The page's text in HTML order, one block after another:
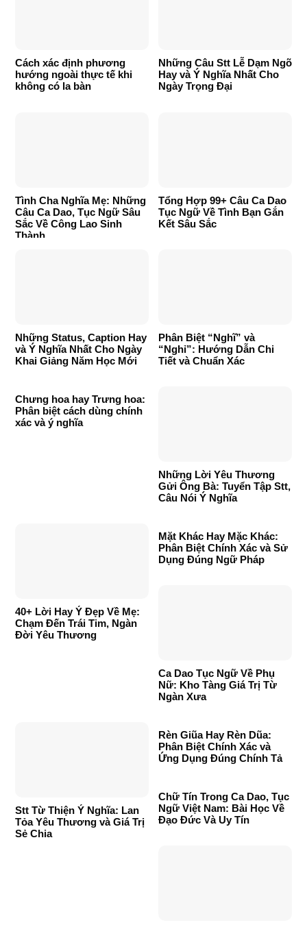
Cách xác định phương
hướng ngoài thực tế khi
không có la bàn
Những Câu Stt Lễ Dạm Ngõ
Hay và Ý Nghĩa Nhất Cho
Ngày Trọng Đại
Tình Cha Nghĩa Mẹ: Những
Câu Ca Dao, Tục Ngữ Sâu
Sắc Về Công Lao Sinh
Thành
Tổng Hợp 99+ Câu Ca Dao
Tục Ngữ Về Tình Bạn Gắn
Kết Sâu Sắc
Những Status, Caption Hay
và Ý Nghĩa Nhất Cho Ngày
Khai Giảng Năm Học Mới
Phân Biệt “Nghĩ” và
“Nghỉ”: Hướng Dẫn Chi
Tiết và Chuẩn Xác
Chưng hoa hay Trưng hoa:
Phân biệt cách dùng chính
xác và ý nghĩa
Những Lời Yêu Thương
Gửi Ông Bà: Tuyển Tập Stt,
Câu Nói Ý Nghĩa
40+ Lời Hay Ý Đẹp Về Mẹ:
Chạm Đến Trái Tim, Ngàn
Đời Yêu Thương
Mặt Khác Hay Mặc Khác:
Phân Biệt Chính Xác và Sử
Dụng Đúng Ngữ Pháp
Ca Dao Tục Ngữ Về Phụ
Nữ: Kho Tàng Giá Trị Từ
Ngàn Xưa
Stt Từ Thiện Ý Nghĩa: Lan
Tỏa Yêu Thương và Giá Trị
Sẻ Chia
Rèn Giũa Hay Rèn Dũa:
Phân Biệt Chính Xác và
Ứng Dụng Đúng Chính Tả
Chữ Tín Trong Ca Dao, Tục
Ngữ Việt Nam: Bài Học Về
Đạo Đức Và Uy Tín